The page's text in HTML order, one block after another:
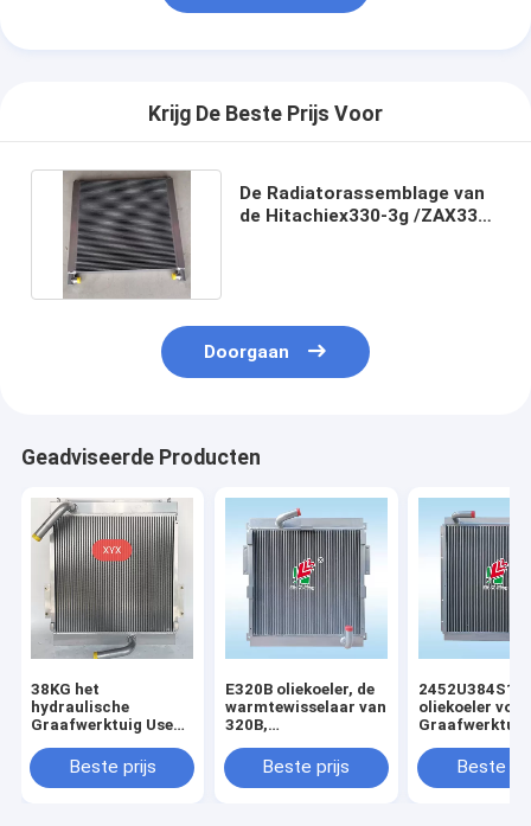
Krijg De Beste Prijs Voor
De Radiatorassemblage van
de Hitachiex330-3g /ZAX330
Doorgaan
Geadviseerde Producten
38KG het
hydraulische
Graafwerktuig Use
Voerman E320 van
de Olieradiator
Beste prijs
E320B oliekoeler, de
warmtewisselaar van
320B,
luchtkoeler,
Radiator, olietank,
Beste prijs
2452U384S1
oliekoeler
MD200BLC
K907
Beste